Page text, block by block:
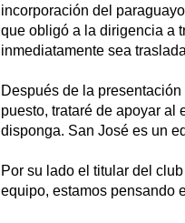
incorporación del
que obligó a la dirigencia a
inmediatamente sea
Después de la
puesto, trataré de apoyar al
disponga. San José es un
Por su lado el titular del
equipo, estamos pensando